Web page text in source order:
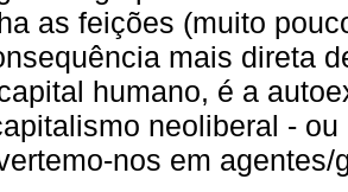
as feições (muito
mais direta
humano, é a
neoliberal -
nos em